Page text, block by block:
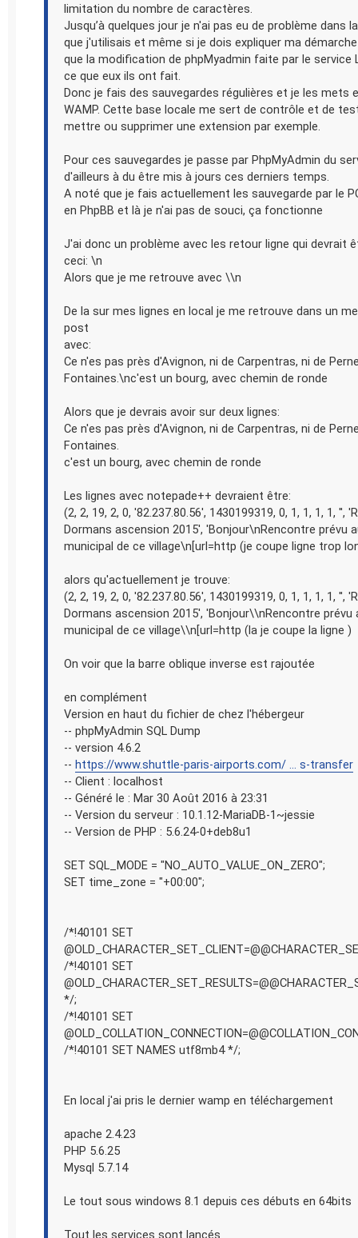
limitation du nombre de caractères.
Jusqu’à quelques jour je n'ai pas eu de problème dans
que j'utilisais et même si je dois expliquer ma
que la modification de phpMyadmin faite par le service
ce que eux ils ont fait.
Donc je fais des sauvegardes régulières et je les mets
WAMP. Cette base locale me sert de contrôle et de
mettre ou supprimer une extension par exemple.
Pour ces sauvegardes je passe par PhpMyAdmin du
d'ailleurs à du être mis à jours ces derniers temps.
A noté que je fais actuellement les sauvegarde par le
en PhpBB et là je n'ai pas de souci, ça fonctionne
J'ai donc un problème avec les retour ligne qui devrait
ceci: \n
Alors que je me retrouve avec \\n
De la sur mes lignes en local je me retrouve dans un
post
avec:
Ce n'es pas près d'Avignon, ni de Carpentras, ni de
Fontaines.\nc'est un bourg, avec chemin de ronde
Alors que je devrais avoir sur deux lignes:
Ce n'es pas près d'Avignon, ni de Carpentras, ni de
Fontaines.
c'est un bourg, avec chemin de ronde
Les lignes avec notepade++ devraient être:
(2, 2, 19, 2, 0, '82.237.80.56', 1430199319, 0, 1, 1, 1, 1, '',
Dormans ascension 2015', 'Bonjour\nRencontre prévu
municipal de ce village\n[url=http (je coupe ligne trop
alors qu'actuellement je trouve:
(2, 2, 19, 2, 0, '82.237.80.56', 1430199319, 0, 1, 1, 1, 1, '',
Dormans ascension 2015', 'Bonjour\\nRencontre prévu
municipal de ce village\\n[url=http (la je coupe la ligne )
On voir que la barre oblique inverse est rajoutée
en complément
Version en haut du fichier de chez l'hébergeur
-- phpMyAdmin SQL Dump
-- version 4.6.2
-- https://www.shuttle-paris-airports.com/ ... s-transfer
-- Client : localhost
-- Généré le : Mar 30 Août 2016 à 23:31
-- Version du serveur : 10.1.12-MariaDB-1~jessie
-- Version de PHP : 5.6.24-0+deb8u1
SET SQL_MODE = "NO_AUTO_VALUE_ON_ZERO";
SET time_zone = "+00:00";
/*!40101 SET
/*!40101 SET
*/;
/*!40101 SET
/*!40101 SET NAMES utf8mb4 */;
En local j'ai pris le dernier wamp en téléchargement
apache 2.4.23
PHP 5.6.25
Mysql 5.7.14
Le tout sous windows 8.1 depuis ces débuts en 64bits
Tout les services sont lancés